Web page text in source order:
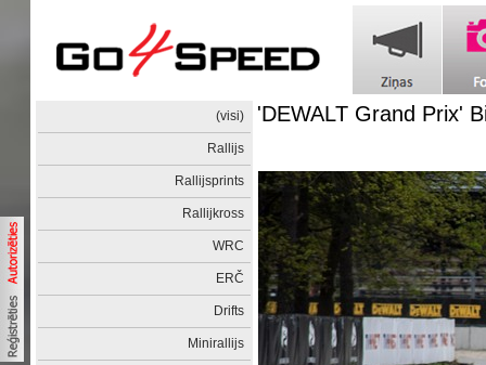
(visi)
Rallijs
Rallijsprints
Rallijkross
WRC
ERČ
Drifts
Minirallijs
'DEWALT Grand Prix'